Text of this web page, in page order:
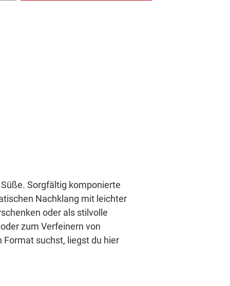
Sorgfältig komponierte
Nachklang mit leichter
oder als stilvolle
zum Verfeinern von
Format suchst, liegst du hier